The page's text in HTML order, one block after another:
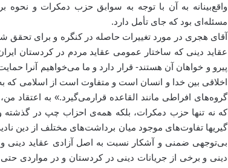
واقع‌بینانه به آن با توجه به سوابق حزب دمکرات و
مسئله‌ای بود که جا‌ی تأمل دارد.
آقای هجری در مورد تغییرات حاصله در کنگره و برای
عقاید دینی که ساختار عمومی عقاید مردم در کردستان
پیرو و خواهان آن هستند- قرار دارد و ما می‌خواهیم آنرا
اخلاقی بین خدا و انسان است و متفاوت است از اسلامی که
گروه‌های افراطی مانند القاعده قرار‌می‌گیرد.» به اعتقاد
که نه تنها حزب دمکرات، بلکه همه‌ی احزاب چپ در
گیریها تفاوت‌های موجود میان برداشت‌های مختلف از دین
بی‌توجهی ضمنی و آشکار نسبت به اصل آزادی عقاید دینی
دینی و برخی از جریانات دینی در کردستان و در مواردی